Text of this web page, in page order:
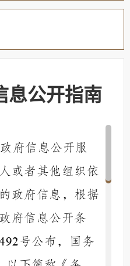
息公开指南
府信息公开服
或者其他组织依
的政府信息，根据
府信息公开条
号公布，国务